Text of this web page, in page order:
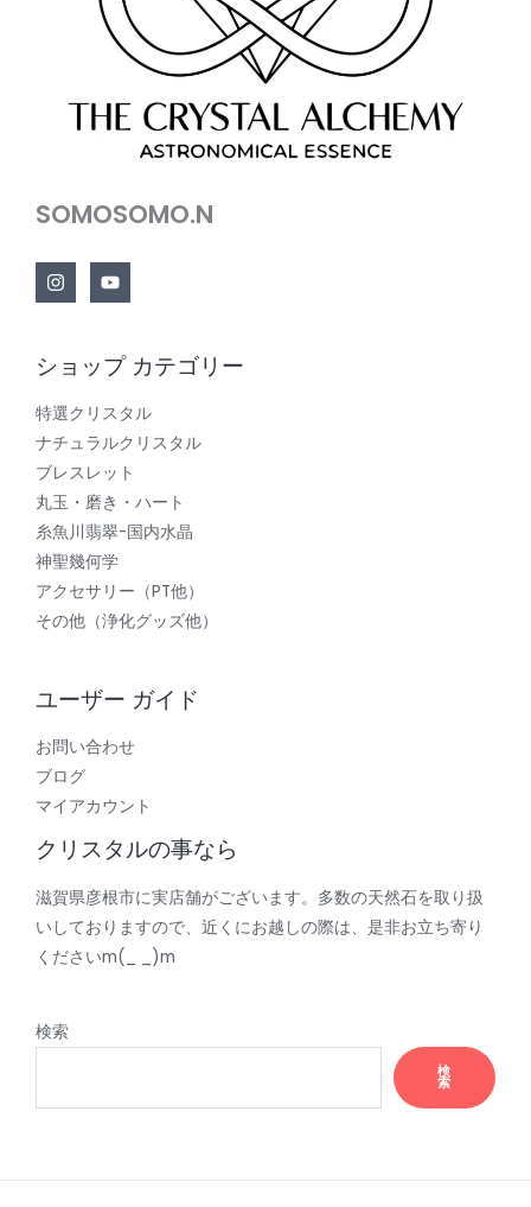
SOMOSOMO.N
ショップ カテゴリー
特選クリスタル
ナチュラルクリスタル
ブレスレット
丸玉・磨き・ハート
糸魚川翡翠-国内水晶
神聖幾何学
アクセサリー（PT他）
その他（浄化グッズ他）
ユーザー ガイド
お問い合わせ
ブログ
マイアカウント
クリスタルの事なら
滋賀県彦根市に実店舗がございます。多数の天然石を取り扱
いしておりますので、近くにお越しの際は、是非お立ち寄り
くださいm(_ _)m
検索
検
索